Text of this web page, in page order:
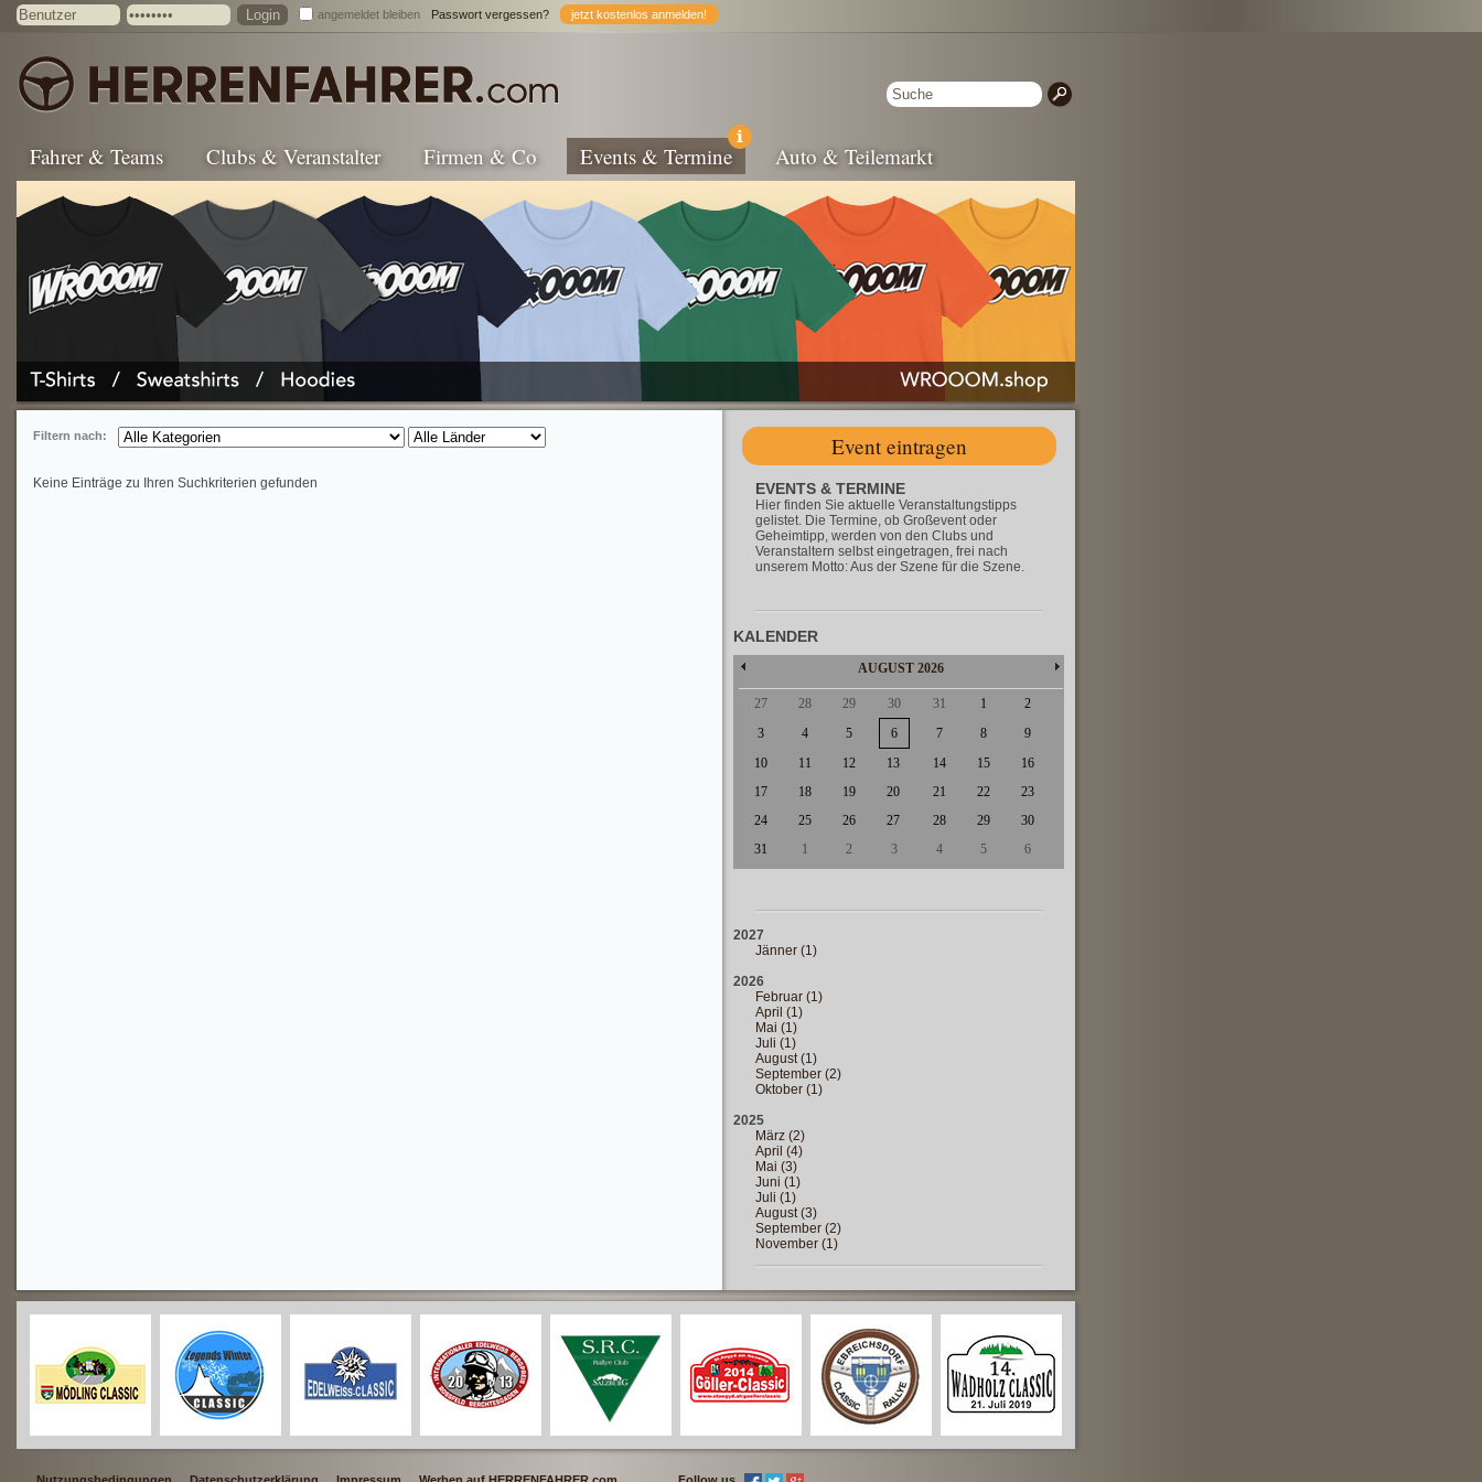
angemeldet bleiben Passwort vergessen? jetzt kostenlos anmelden!
Fahrer & Teams Clubs & Veranstalter Firmen & Co Events & Termine Auto & Teilemarkt
Filtern nach:
Keine Einträge zu Ihren Suchkriterien gefunden
Event eintragen
EVENTS & TERMINE
Hier finden Sie aktuelle Veranstaltungstipps
gelistet. Die Termine, ob Großevent oder
Geheimtipp, werden von den Clubs und
Veranstaltern selbst eingetragen, frei nach
unserem Motto: Aus der Szene für die Szene.
KALENDER
AUGUST 2026
27 28 29 30 31 1
2
3
4 5 6 7 8
9
10
11 12 13 14 15
16
17
18 19 20 21 22
23
24
25 26 27 28 29
30
31
1 2 3 4 5 6
2027
Jänner (1)
2026
Februar (1)
April (1)
Mai (1)
Juli (1)
August (1)
September (2)
Oktober (1)
2025
März (2)
April (4)
Mai (3)
Juni (1)
Juli (1)
August (3)
September (2)
November (1)